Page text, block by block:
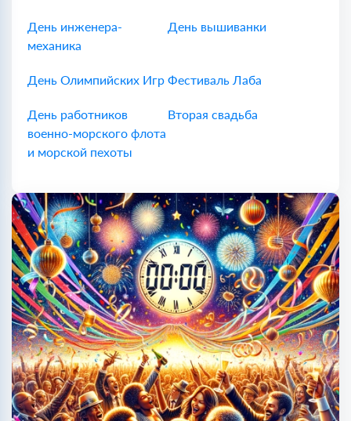
День инженера-
механика
День вышиванки
День Олимпийских Игр Фестиваль Лаба
День работников
военно-морского флота
и морской пехоты
Вторая свадьба